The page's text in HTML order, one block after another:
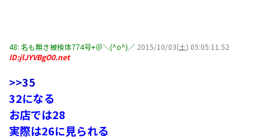
48: 名も無き被検体774号+＠＼(^o^)／ 2015/10/03(土) 05:05:11.52
ID:jlJYVBgO0.net
>>35
32になる
お店では28
実際は26に見られる